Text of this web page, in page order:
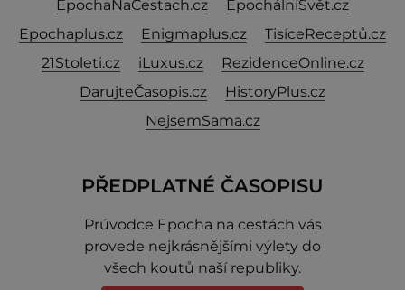
EpochaNaCestach.cz
EpochálníSvět.cz
Epochaplus.cz
Enigmaplus.cz
TisíceReceptů.cz
21Stoleti.cz
iLuxus.cz
RezidenceOnline.cz
DarujteČasopis.cz
HistoryPlus.cz
NejsemSama.cz
PŘEDPLATNÉ ČASOPISU
Prúvodce Epocha na cestách vás
provede nejkrásnějšími výlety do
všech koutů naší republiky.